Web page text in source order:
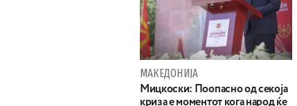
МАКЕДОНИЈА
Мицкоски: Поопасно од секоја
криза е моментот кога народ ќе